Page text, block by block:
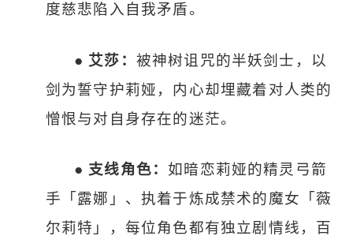
度慈悲陷入自我矛盾。
● 艾莎： 被神树诅咒的半妖剑士，以
剑为誓守护莉娅，内心却埋藏着对人类的
憎恨与对自身存在的迷茫。
● 支线角色：如暗恋莉娅的精灵弓箭
手「露娜」、执着于炼成禁术的魔女「薇
尔莉特」，每位角色都有独立剧情线，百